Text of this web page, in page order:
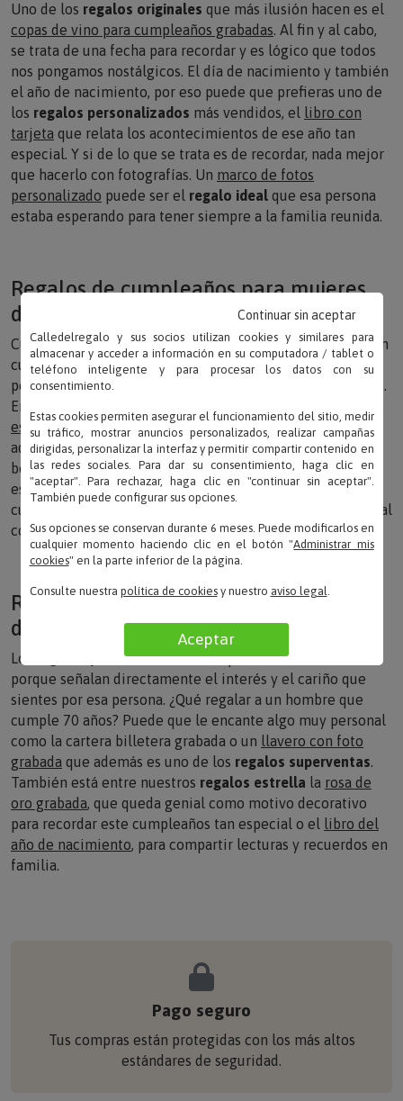
Uno de los regalos originales que más ilusión hacen es el
copas de vino para cumpleaños grabadas. Al fin y al cabo,
se trata de una fecha para recordar y es lógico que todos
nos pongamos nostálgicos. El día de nacimiento y también
el año de nacimiento, por eso puede que prefieras uno de
los regalos personalizados más vendidos, el libro con
tarjeta que relata los acontecimientos de ese año tan
especial. Y si de lo que se trata es de recordar, nada mejor
que hacerlo con fotografías. Un marco de fotos
personalizado puede ser el regalo ideal que esa persona
estaba esperando para tener siempre a la familia reunida.
Regalos de cumpleaños para mujeres
de 70 años
Cuando estás buscandoideas de regalos, hay que tener en
cuenta la edad, la celebración y, especialmente, la
personalidad de la persona que celebra su 70 cumpleaños.
Entre las propuestas de
espejo para el bolso grabadoque nos encanta y que
además resulta un detalle de lo más útil; y también en el
bolso se puede llevar unbolígrafo de plata grabado. Si
estás pensando en un detallo bonito y que pueda lucir en
cualquier ocasión, puedes elegir un
ideal
como regalo del70 cumpleaños .
Regalos de cumpleaños para hombres
de 70 años
Los regalos personalizadossiempre son un acierto,
porque señalan directamente el interés y el cariño que
sientes por esa persona. ¿Qué regalar a un hombre que
cumple 70 años? Puede que le encante algo muy personal
como la cartera billetera grabada o un llavero con foto
grabada que además es uno de los regalos superventas.
También está entre nuestros regalos estrella la rosa de
oro grabada, que queda genial como motivo decorativo
para recordar este cumpleaños tan especial o el libro del
año de nacimiento, para compartir lecturas y recuerdos en
familia.
Pago seguro
Tus compras están protegidas con los más altos
estándares de seguridad.
Calledelregalo y sus socios utilizan cookies y similares para
almacenar y acceder a información en su computadora / tablet o
teléfono inteligente y para procesar los datos con su
consentimiento.
Estas cookies permiten asegurar el funcionamiento del sitio, medir
su tráfico, mostrar anuncios personalizados, realizar campañas
dirigidas, personalizar la interfaz y permitir compartir contenido en
las redes sociales. Para dar su consentimiento, haga clic en
"aceptar". Para rechazar, haga clic en "continuar sin aceptar".
También puede configurar sus opciones.
Sus opciones se conservan durante 6 meses. Puede modificarlos en
cualquier momento haciendo clic en el botón "Administrar mis
cookies" en la parte inferior de la página.
Consulte nuestra política de cookiesy nuestro aviso legal.
Aceptar
Continuar sin aceptar